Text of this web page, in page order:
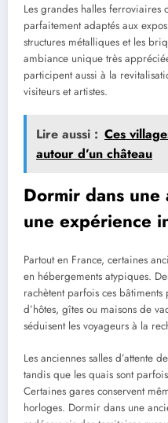
Les grandes halles ferroviaires
parfaitement adaptés aux
structures métalliques et les
ambiance unique très
participent aussi à la
visiteurs et artistes.
Lire aussi : Ces
autour d’un château
Dormir dans
une expérience
Partout en France, certaines
en hébergements atypiques.
rachètent parfois ces
d’hôtes, gîtes ou maisons de
séduisent les voyageurs à la
Les anciennes salles d’attente
tandis que les quais sont
Certaines gares conservent
horloges. Dormir dans une